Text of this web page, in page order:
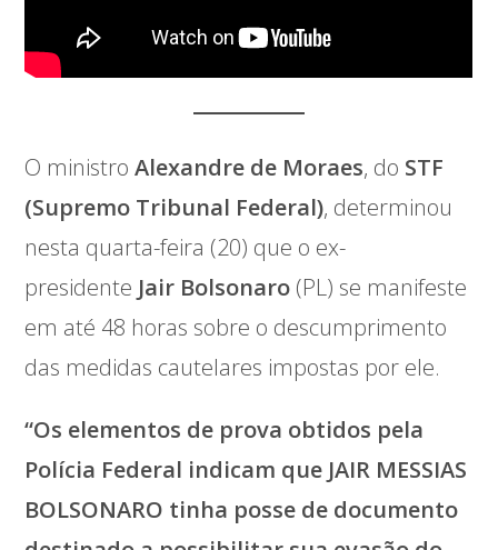
O ministroAlexandre de Moraes, do STF
(Supremo Tribunal Federal), determinou
nesta quarta-feira (20) que o ex-
presidente Jair Bolsonaro (PL) se manifeste
em até 48 horas sobre o descumprimento
das medidas cautelares impostas por ele.
“Os elementos de prova obtidos pela
Polícia Federal indicam que JAIR MESSIAS
BOLSONARO tinha posse de documento